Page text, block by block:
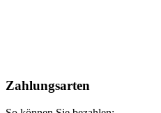
oben
Zahlungsarten